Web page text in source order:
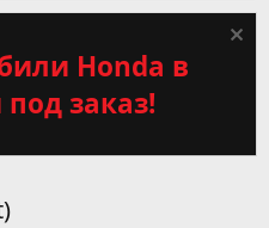
Honda в
заказ!